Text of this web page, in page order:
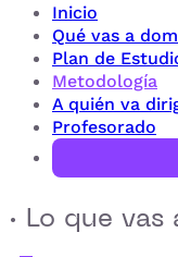
Inicio
Qué vas a
Plan de
Metodología
A quién va
Profesorado
· Lo que